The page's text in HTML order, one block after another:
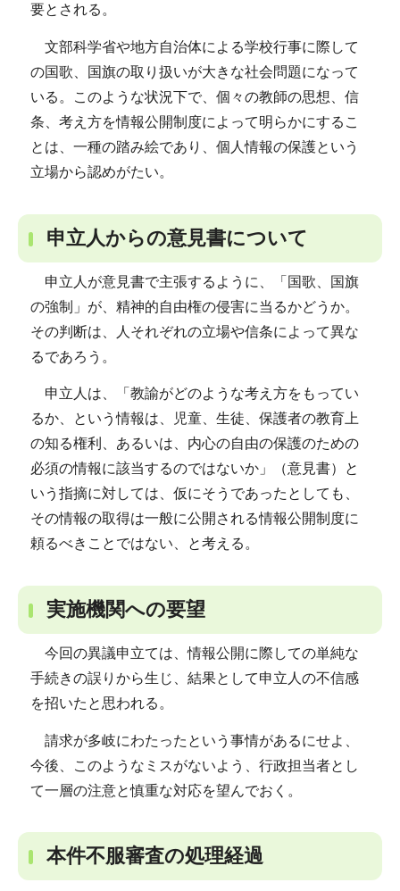
要とされる。
文部科学省や地方自治体による学校行事に際して
の国歌、国旗の取り扱いが大きな社会問題になって
いる。このような状況下で、個々の教師の思想、信
条、考え方を情報公開制度によって明らかにするこ
とは、一種の踏み絵であり、個人情報の保護という
立場から認めがたい。
申立人からの意見書について
申立人が意見書で主張するように、「国歌、国旗
の強制」が、精神的自由権の侵害に当るかどうか。
その判断は、人それぞれの立場や信条によって異な
るであろう。
申立人は、「教諭がどのような考え方をもってい
るか、という情報は、児童、生徒、保護者の教育上
の知る権利、あるいは、内心の自由の保護のための
必須の情報に該当するのではないか」（意見書）と
いう指摘に対しては、仮にそうであったとしても、
その情報の取得は一般に公開される情報公開制度に
頼るべきことではない、と考える。
実施機関への要望
今回の異議申立ては、情報公開に際しての単純な
手続きの誤りから生じ、結果として申立人の不信感
を招いたと思われる。
請求が多岐にわたったという事情があるにせよ、
今後、このようなミスがないよう、行政担当者とし
て一層の注意と慎重な対応を望んでおく。
本件不服審査の処理経過